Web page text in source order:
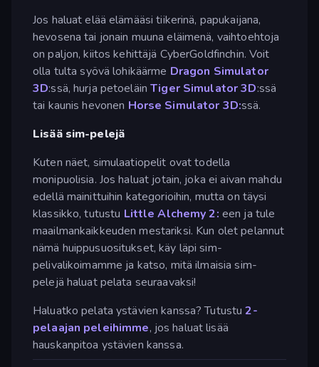
Jos haluat elää elämääsi tiikerinä, papukaijana,
hevosena tai jonain muuna eläimenä, vaihtoehtoja
on paljon, kiitos kehittäjä CyberGoldfinchin. Voit
olla tulta syövä lohikäärme Dragon Simulator
3D:ssä, hurja petoeläinTiger Simulator 3D:ssä
tai kaunis hevonen Horse Simulator 3D:ssä.
Lisää sim-pelejä
Kuten näet, simulaatiopelit ovat todella
monipuolisia. Jos haluat jotain, joka ei aivan mahdu
edellä mainittuihin kategorioihin, mutta on täysi
klassikko, tutustu Little Alchemy 2: een ja tule
maailmankaikkeuden mestariksi. Kun olet pelannut
nämä huippusuositukset, käy läpi sim-
pelivalikoimamme ja katso, mitä ilmaisia sim-
pelejä haluat pelata seuraavaksi!
Haluatko pelata ystävien kanssa? Tutustu2-
pelaajan peleihimme, jos haluat lisää
hauskanpitoa ystävien kanssa.